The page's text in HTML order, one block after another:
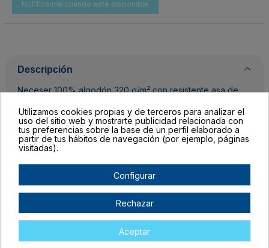
Descripción
Neceser 100% algodón 320 g/m² con resistente asa de
Composición: Algodón
Detalles del producto
Completa las unidades por color, el botón para mandar tu pedido al
carrito lo encontrarás al final de la tabla.
Filtrar lista de variantes por:
Utilizamos cookies propias y de terceros para analizar el
uso del sitio web y mostrarte publicidad relacionada con
tus preferencias sobre la base de un perfil elaborado a
partir de tus hábitos de navegación (por ejemplo, páginas
visitadas).
Configurar
Rechazar
Aceptar